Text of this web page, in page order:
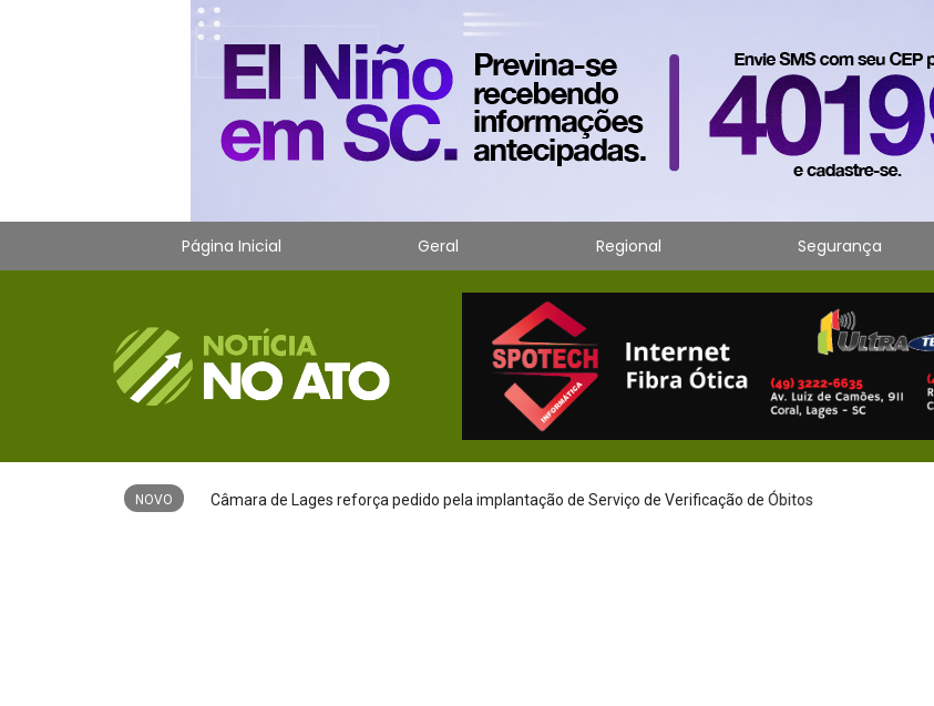
Página Inicial Geral Regional Segurança
NOVO Câmara de Lages reforça pedido pela implantação de Serviço de Verificação de Óbitos